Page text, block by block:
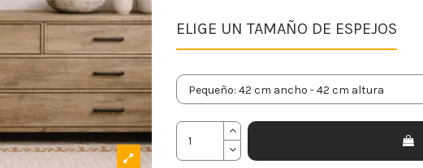
ELIGE UN TAMAÑO DE ESPEJOS